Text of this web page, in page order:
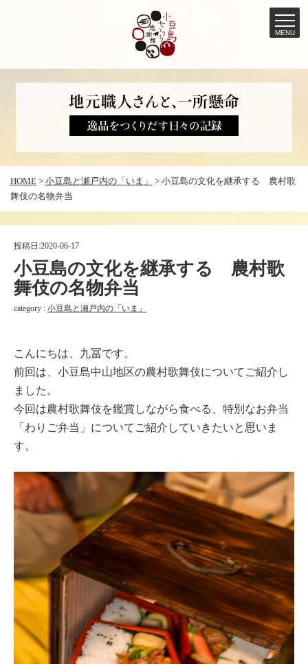
へ
ッ
MENU
HOME > 小豆島と瀬戸内の「いま」 > 小豆島の文化を継承する 農村歌
舞伎の名物弁当
投稿日:2020-06-17
小豆島の文化を継承する 農村歌
舞伎の名物弁当
category : 小豆島と瀬戸内の「いま」
こんにちは、九冨です。
前回は、小豆島中山地区の農村歌舞伎についてご紹介し
ました。
今回は農村歌舞伎を鑑賞しながら食べる、特別なお弁当
「わりご弁当」についてご紹介していきたいと思いま
す。